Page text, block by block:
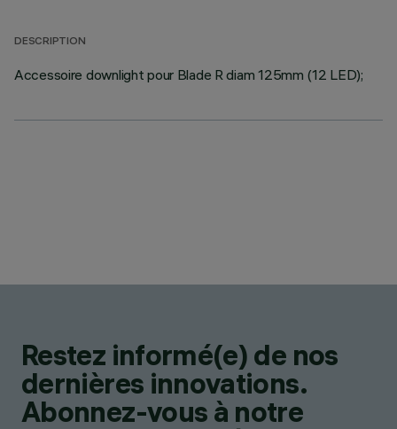
DESCRIPTION
Accessoire downlight pour Blade R diam 125mm (12 LED);
Restez informé(e) de nos
dernières innovations.
Abonnez-vous à notre